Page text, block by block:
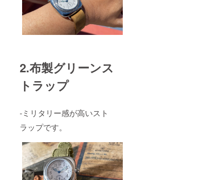
2.布製グリーンス
トラップ
-ミリタリー感が高いスト
ラップです。